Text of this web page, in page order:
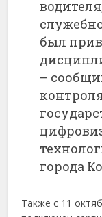
был
–
города
Также с 11